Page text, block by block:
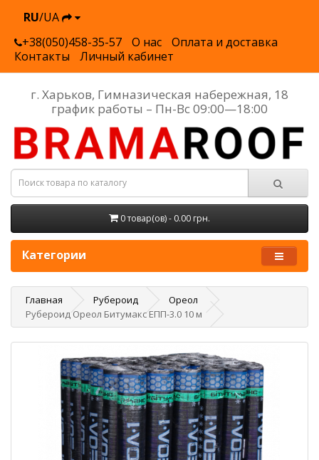
RU/UA
+38(050)458-35-57
О нас
Оплата и доставка
Контакты
Личный кабинет
г. Харьков, Гимназическая набережная, 18
график работы – Пн-Вс 09:00—18:00
0 товар(ов) - 0.00 грн.
Категории
Главная Рубероид
Ореол
Рубероид Ореол Битумакc ЕПП-3.0 10 м